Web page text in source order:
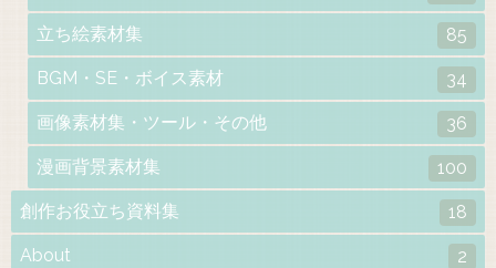
立ち絵素材集 85
BGM・SE・ボイス素材 34
画像素材集・ツール・その他 36
漫画背景素材集 100
創作お役立ち資料集 18
About 2